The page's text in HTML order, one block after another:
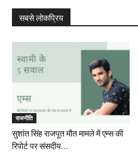
सबसे लोकप्रिय
राजनीति
सुशांत सिंह राजपूत मौत मामले में एम्स की
रिपोर्ट पर संसदीय...